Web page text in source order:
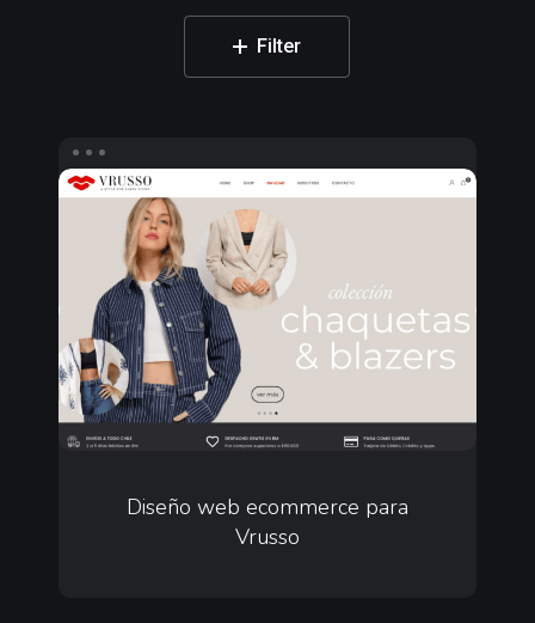
Filter
Diseño
ecommerce
Vrusso
web
ecommerce
Diseño web ecommerce para
Vrusso